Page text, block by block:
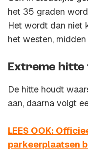
het 35 graden
Het wordt dan niet
het westen,
Extreme hitte
De hitte houdt
aan, daarna volgt
LEES OOK:
parkeerplaatsen